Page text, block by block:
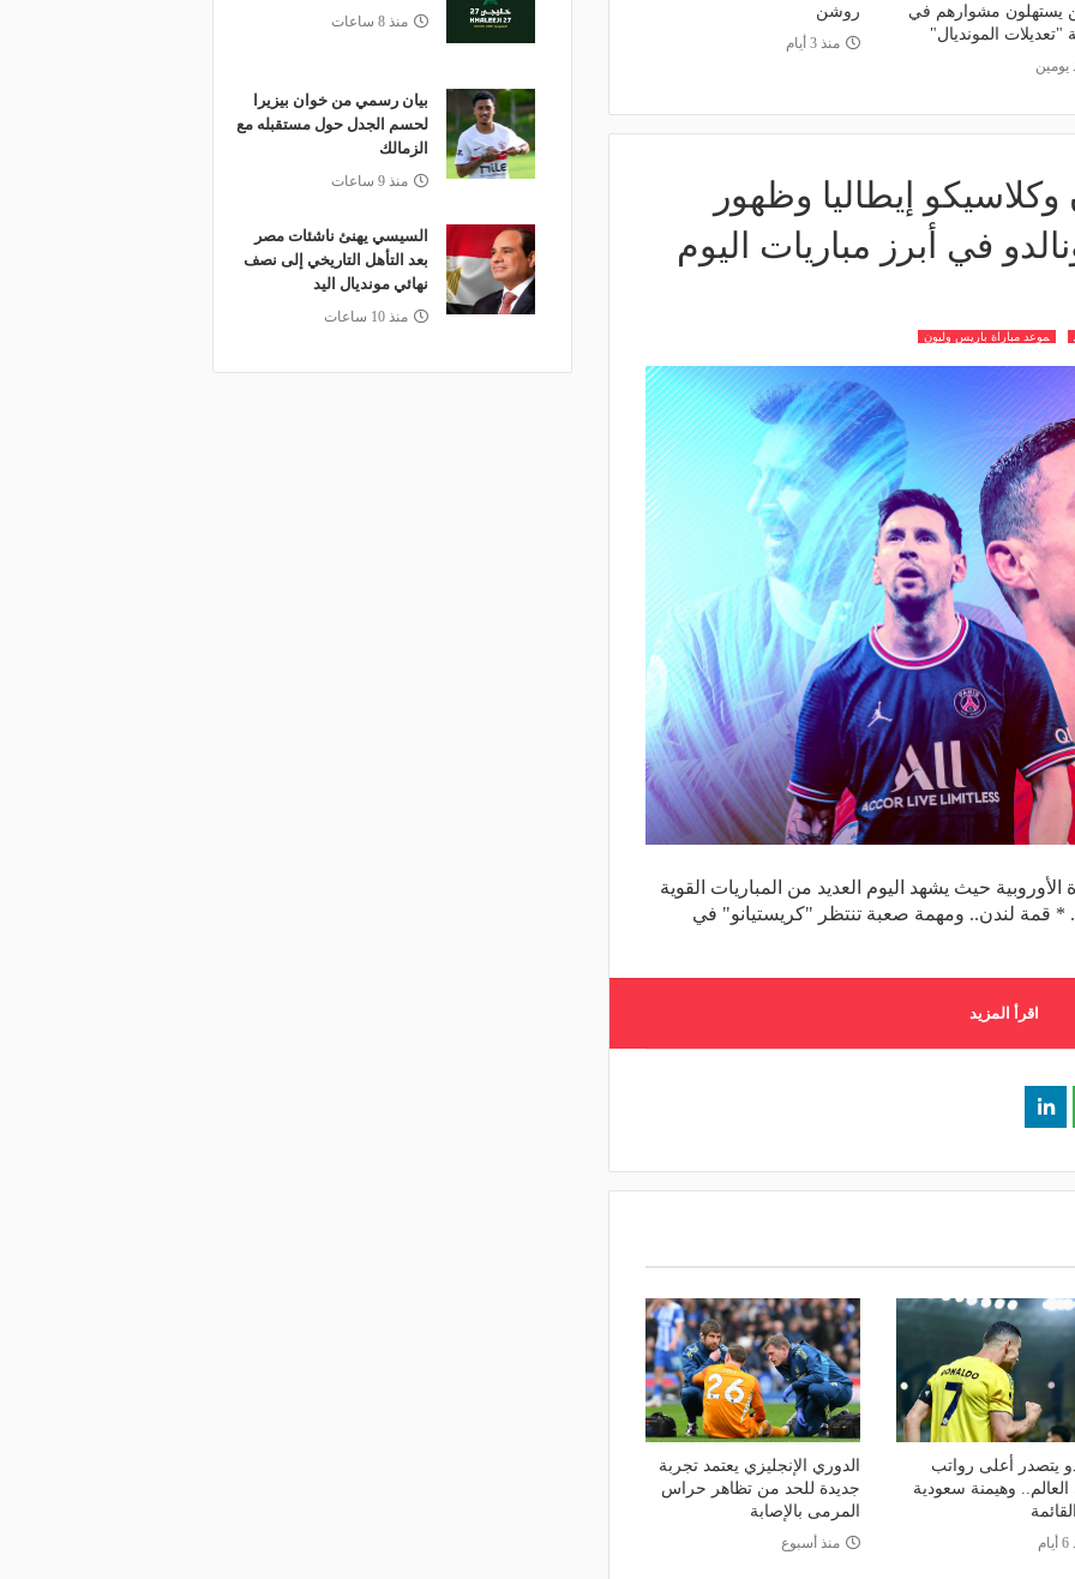
يستهلون مشوارهم في
"تعديلات المونديال"
يومين
روشن
منذ 3 أيام
إيطاليا وظهور
في أبرز مباريات اليوم
موعد مباراة باريس وليون
حيث يشهد اليوم العديد من المباريات القوية
* قمة لندن.. ومهمة صعبة تنتظر "كريستيانو" في
اقرأ المزيد
يتصدر أعلى رواتب
العالم.. وهيمنة سعودية
الدوري الإنجليزي يعتمد تجربة
جديدة للحد من تظاهر حراس
المرمى بالإصابة
منذ أسبوع
منذ 8 ساعات
بيان رسمي من خوان بيزيرا
لحسم الجدل حول مستقبله مع
الزمالك
منذ 9 ساعات
السيسي يهنئ ناشئات مصر
بعد التأهل التاريخي إلى نصف
نهائي مونديال اليد
منذ 10 ساعات